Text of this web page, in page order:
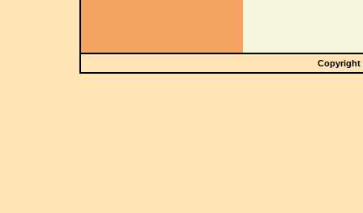
Copyright